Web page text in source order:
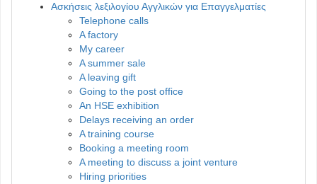
Ασκήσεις λεξιλογίου Αγγλικών για Επαγγελματίες
Telephone calls
A factory
My career
A summer sale
A leaving gift
Going to the post office
An HSE exhibition
Delays receiving an order
A training course
Booking a meeting room
A meeting to discuss a joint venture
Hiring priorities